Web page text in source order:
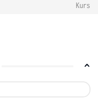
Kurs